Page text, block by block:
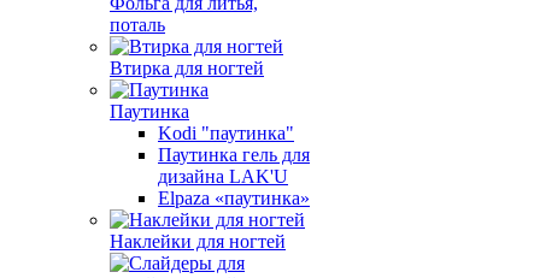
поталь
Втирка для ногтей
Паутинка
Kodi "паутинка"
Паутинка гель для
дизайна LAK'U
Elpaza «паутинка»
Наклейки для ногтей